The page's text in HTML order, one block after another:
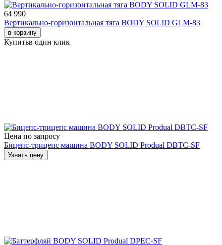
64 990
Вертикально-горизонтальная тяга BODY SOLID GLM-83
в корзину
Купитьв один клик
Цена по запросу
Бицепс-трицепс машина BODY SOLID Produal DBTC-SF
Узнать цену